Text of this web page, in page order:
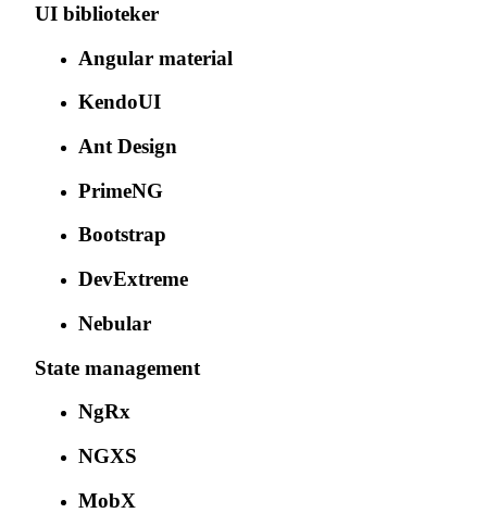
UI biblioteker
Angular material
KendoUI
Ant Design
PrimeNG
Bootstrap
DevExtreme
Nebular
State management
NgRx
NGXS
MobX